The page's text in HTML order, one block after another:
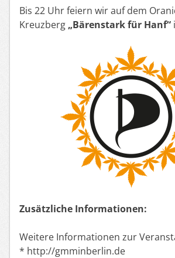
Bis 22 Uhr feiern wir auf dem
Kreuzberg „Bärenstark für Hanf“
Zusätzliche Informationen:
Weitere Informationen zur
* http://gmminberlin.de